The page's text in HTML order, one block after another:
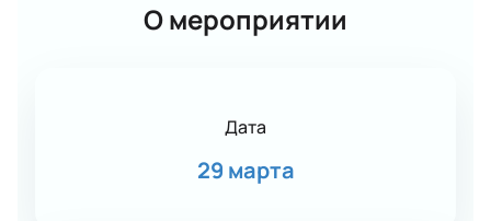
О мероприятии
Дата
29 марта